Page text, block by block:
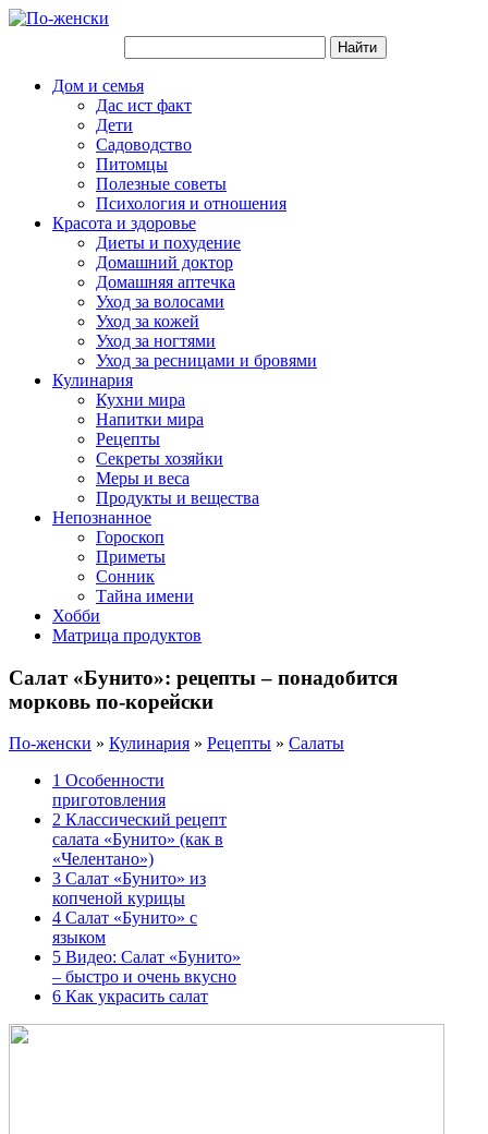
Дом и семья
Дас ист факт
Дети
Садоводство
Питомцы
Полезные советы
Психология и отношения
Красота и здоровье
Диеты и похудение
Домашний доктор
Домашняя аптечка
Уход за волосами
Уход за кожей
Уход за ногтями
Уход за ресницами и бровями
Кулинария
Кухни мира
Напитки мира
Рецепты
Секреты хозяйки
Меры и веса
Продукты и вещества
Непознанное
Гороскоп
Приметы
Сонник
Тайна имени
Хобби
Матрица продуктов
Салат «Бунито»: рецепты – понадобится
морковь по-корейски
По-женски » Кулинария » Рецепты » Салаты
1 Особенности
приготовления
2 Классический рецепт
салата «Бунито» (как в
«Челентано»)
3 Салат «Бунито» из
копченой курицы
4 Салат «Бунито» с
языком
5 Видео: Салат «Бунито»
– быстро и очень вкусно
6 Как украсить салат